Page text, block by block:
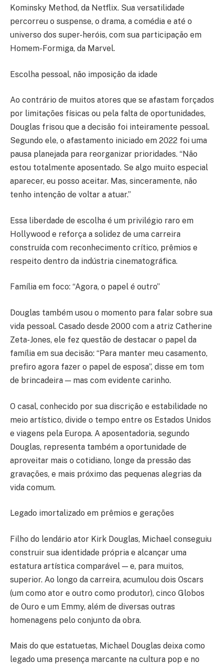
Kominsky Method, da Netflix. Sua versatilidade
percorreu o suspense, o drama, a comédia e até o
universo dos super-heróis, com sua participação em
Homem-Formiga, da Marvel.
Escolha pessoal, não imposição da idade
Ao contrário de muitos atores que se afastam forçados
por limitações físicas ou pela falta de oportunidades,
Douglas frisou que a decisão foi inteiramente pessoal.
Segundo ele, o afastamento iniciado em 2022 foi uma
pausa planejada para reorganizar prioridades. “Não
estou totalmente aposentado. Se algo muito especial
aparecer, eu posso aceitar. Mas, sinceramente, não
tenho intenção de voltar a atuar.”
Essa liberdade de escolha é um privilégio raro em
Hollywood e reforça a solidez de uma carreira
construída com reconhecimento crítico, prêmios e
respeito dentro da indústria cinematográfica.
Família em foco: “Agora, o papel é outro”
Douglas também usou o momento para falar sobre sua
vida pessoal. Casado desde 2000 com a atriz Catherine
Zeta-Jones, ele fez questão de destacar o papel da
família em sua decisão: “Para manter meu casamento,
prefiro agora fazer o papel de esposa”, disse em tom
de brincadeira — mas com evidente carinho.
O casal, conhecido por sua discrição e estabilidade no
meio artístico, divide o tempo entre os Estados Unidos
e viagens pela Europa. A aposentadoria, segundo
Douglas, representa também a oportunidade de
aproveitar mais o cotidiano, longe da pressão das
gravações, e mais próximo das pequenas alegrias da
vida comum.
Legado imortalizado em prêmios e gerações
Filho do lendário ator Kirk Douglas, Michael conseguiu
construir sua identidade própria e alcançar uma
estatura artística comparável — e, para muitos,
superior. Ao longo da carreira, acumulou dois Oscars
(um como ator e outro como produtor), cinco Globos
de Ouro e um Emmy, além de diversas outras
homenagens pelo conjunto da obra.
Mais do que estatuetas, Michael Douglas deixa como
legado uma presença marcante na cultura pop e no